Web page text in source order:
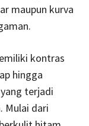
maupun kurva
kontras
hingga
terjadi
Mulai dari